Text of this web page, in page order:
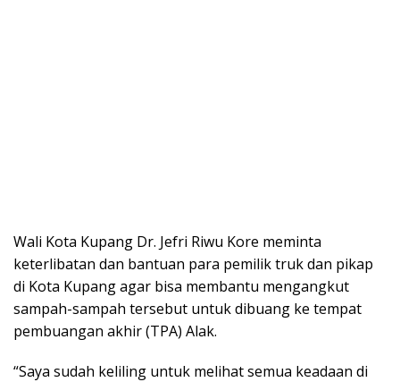
Wali Kota Kupang Dr. Jefri Riwu Kore meminta
keterlibatan dan bantuan para pemilik truk dan pikap
di Kota Kupang agar bisa membantu mengangkut
sampah-sampah tersebut untuk dibuang ke tempat
pembuangan akhir (TPA) Alak.
“Saya sudah keliling untuk melihat semua keadaan di